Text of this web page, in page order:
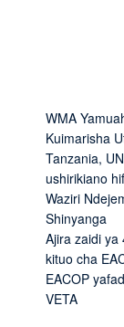
WMA
Kuimarisha
Tanzania,
ushirikiano
Waziri
Shinyanga
Ajira zaidi ya
kituo cha
EACOP
VETA